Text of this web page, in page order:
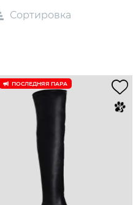
Сортировка
ПОСЛЕДНЯЯ ПАРА